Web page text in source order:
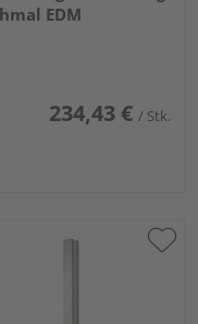
EDM
234,43 € / Stk.